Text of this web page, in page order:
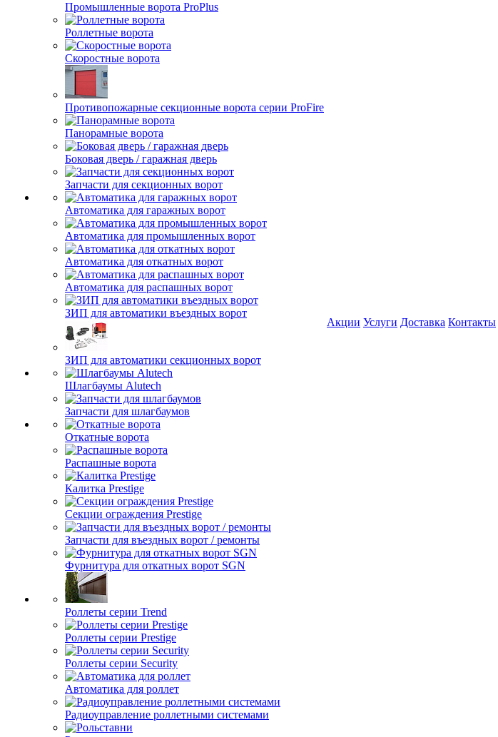
Промышленные ворота ProPlus
Роллетные ворота
Скоростные ворота
Противопожарные секционные ворота серии ProFire
Панорамные ворота
Боковая дверь / гаражная дверь
Запчасти для секционных ворот
Автоматика для гаражных ворот
Автоматика для промышленных ворот
Автоматика для откатных ворот
Автоматика для распашных ворот
ЗИП для автоматики въездных ворот
ЗИП для автоматики секционных ворот
Шлагбаумы Alutech
Запчасти для шлагбаумов
Откатные ворота
Распашные ворота
Калитка Prestige
Секции ограждения Prestige
Запчасти для въездных ворот / ремонты
Фурнитура для откатных ворот SGN
Роллеты серии Trend
Роллеты серии Prestige
Роллеты серии Security
Автоматика для роллет
Радиоуправление роллетными системами
Акции Услуги Доставка Контакты